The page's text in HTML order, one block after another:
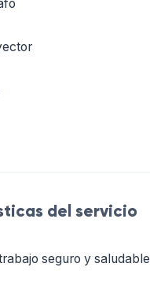
del servicio
seguro y saludable